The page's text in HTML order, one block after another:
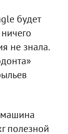
будет
не знала.
машина
полезной